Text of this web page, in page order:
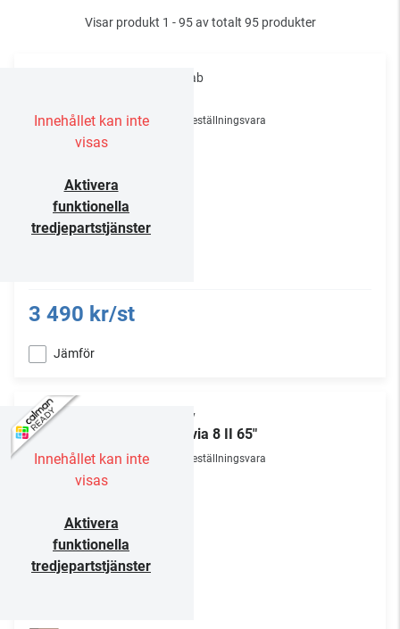
Visar produkt 1 - 95 av totalt 95 produkter
Innehållet kan inte
visas
Aktivera
funktionella
tredjepartstjänster
Sonab
Beställningsvara
3 490 kr/st
Jämför
Innehållet kan inte
visas
Aktivera
funktionella
tredjepartstjänster
Sony
Bravia 8 II 65"
Beställningsvara